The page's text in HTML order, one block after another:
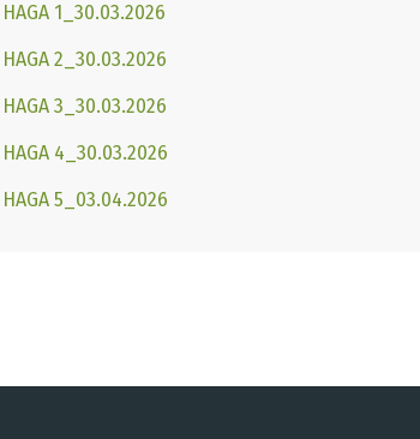
HAGA 1_30.03.2026
HAGA 2_30.03.2026
HAGA 3_30.03.2026
HAGA 4_30.03.2026
HAGA 5_03.04.2026